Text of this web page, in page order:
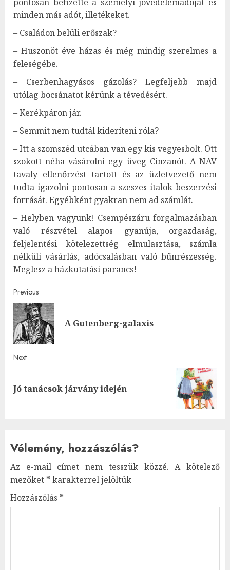
minden más adót, illetékeket.
– Családon belüli erőszak?
– Huszonöt éve házas és még mindig szerelmes a
feleségébe.
– Cserbenhagyásos gázolás? Legfeljebb majd
utólag bocsánatot kérünk a tévedésért.
– Kerékpáron jár.
– Semmit nem tudtál kideríteni róla?
– Itt a szomszéd utcában van egy kis vegyesbolt. Ott
szokott néha vásárolni egy üveg Cinzanót. A NAV
tavaly ellenőrzést tartott és az üzletvezető nem
tudta igazolni pontosan a szeszes italok beszerzési
forrását. Egyébként gyakran nem ad számlát.
– Helyben vagyunk! Csempészáru forgalmazásban
való részvétel alapos gyanúja, orgazdaság,
feljelentési kötelezettség elmulasztása, számla
nélküli vásárlás, adócsalásban való bűnrészesség.
Meglesz a házkutatási parancs!
Post
navigation
Previous
A Gutenberg-galaxis
Next
Next
post:
Jó tanácsok járvány idején
Vélemény, hozzászólás?
Az e-mail címet nem tesszük közzé. A kötelező
mezőket * karakterrel jelöltük
Hozzászólás *